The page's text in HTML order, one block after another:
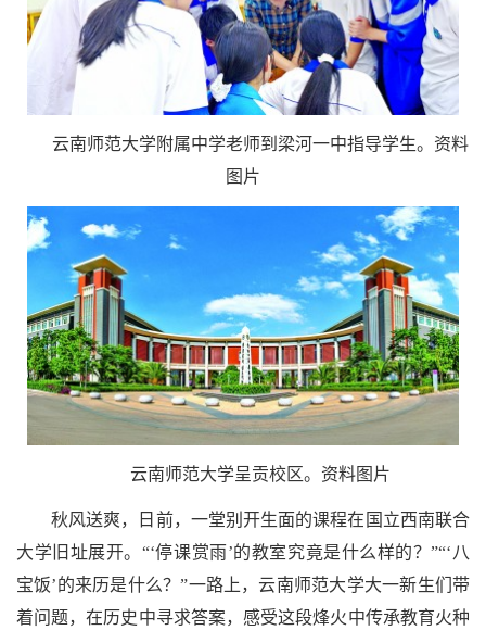
云南师范大学附属中学老师到梁河一中指导学生。资料
图片
云南师范大学呈贡校区。资料图片
秋风送爽，日前，一堂别开生面的课程在国立西南联合
大学旧址展开。“‘停课赏雨’的教室究竟是什么样的？”“‘八
宝饭’的来历是什么？”一路上，云南师范大学大一新生们带
着问题，在历史中寻求答案，感受这段烽火中传承教育火种